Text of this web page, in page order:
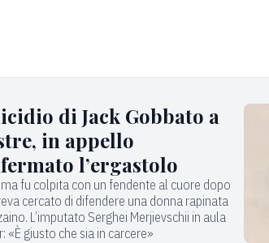
di Jack Gobbato a
in appello
l’ergastolo
fu colpita con un fendente al cuore dopo
cercato di difendere una donna rapinata
L’imputato Serghei Merjievschii in aula
«È giusto che sia in carcere»